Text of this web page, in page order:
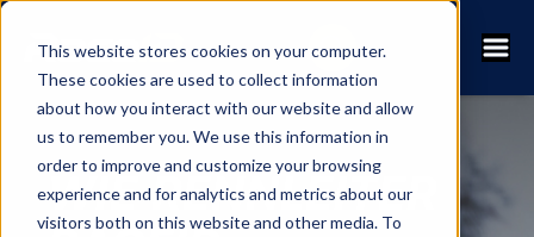
This website stores cookies on your computer.
These cookies are used to collect information
about how you interact with our website and allow
us to remember you. We use this information in
order to improve and customize your browsing
experience and for analytics and metrics about our
visitors both on this website and other media. To
WIE RENNLEITER